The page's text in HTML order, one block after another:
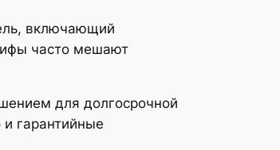
включающий
часто мешают
для долгосрочной
гарантийные